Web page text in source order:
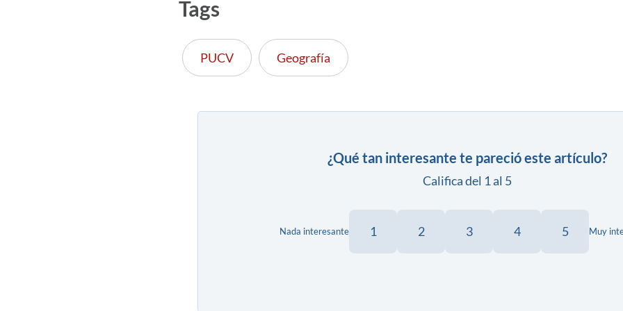
Tags
PUCV Geografía
¿Qué tan interesante te pareció este artículo?
Califica del 1 al 5
Nada interesante 1 2 3 4 5 Muy